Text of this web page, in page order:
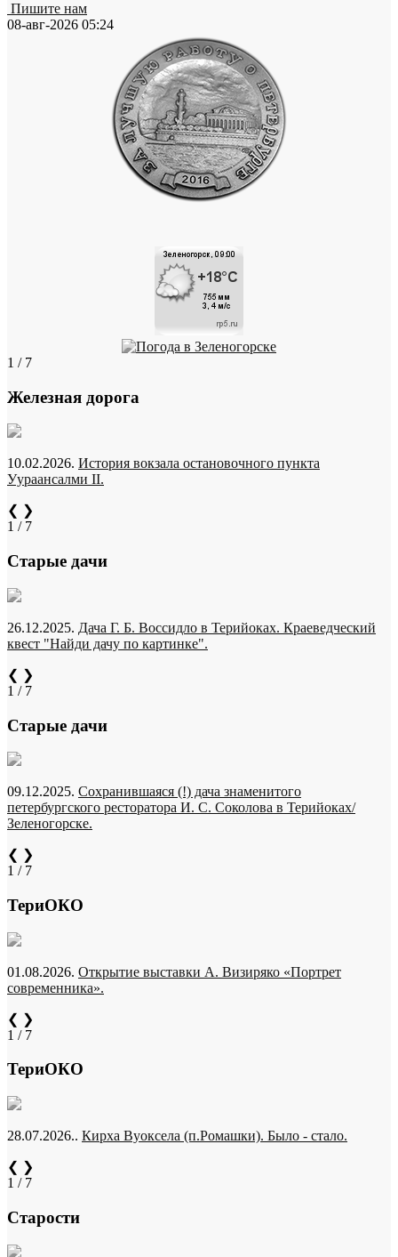
Пишите нам
08-авг-2026 05:24
1 / 7
Железная дорога
10.02.2026. История вокзала остановочного пункта
Уураансалми II.
❮ ❯
1 / 7
Старые дачи
26.12.2025. Дача Г. Б. Воссидло в Терийоках. Краеведческий
квест "Найди дачу по картинке".
❮ ❯
1 / 7
Старые дачи
09.12.2025. Сохранившаяся (!) дача знаменитого
петербургского ресторатора И. С. Соколова в Терийоках/
Зеленогорске.
❮ ❯
1 / 7
ТериОКО
01.08.2026. Открытие выставки А. Визиряко «Портрет
современника».
❮ ❯
1 / 7
ТериОКО
28.07.2026.. Кирха Вуоксела (п.Ромашки). Было - стало.
❮ ❯
1 / 7
Старости